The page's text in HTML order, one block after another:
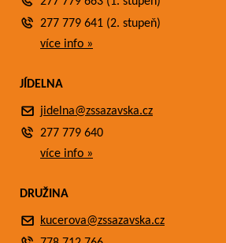
277 779 641 (2. stupeň)
více info »
JÍDELNA
jidelna@zssazavska.cz
277 779 640
více info »
DRUŽINA
kucerova@zssazavska.cz